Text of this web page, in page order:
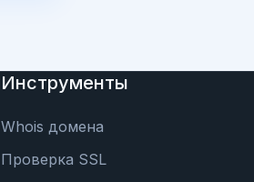
Инструменты
Whois домена
Проверка SSL